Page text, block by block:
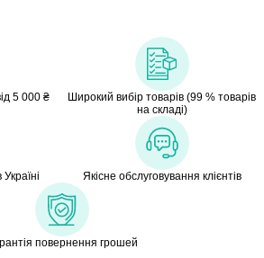
5 000 ₴
Широкий вибір товарів (99 % товарів
на складі)
Якісне обслуговування клієнтів
повернення грошей